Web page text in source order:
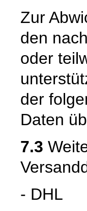
Zur
den
oder
der
Daten
7.3
- DHL